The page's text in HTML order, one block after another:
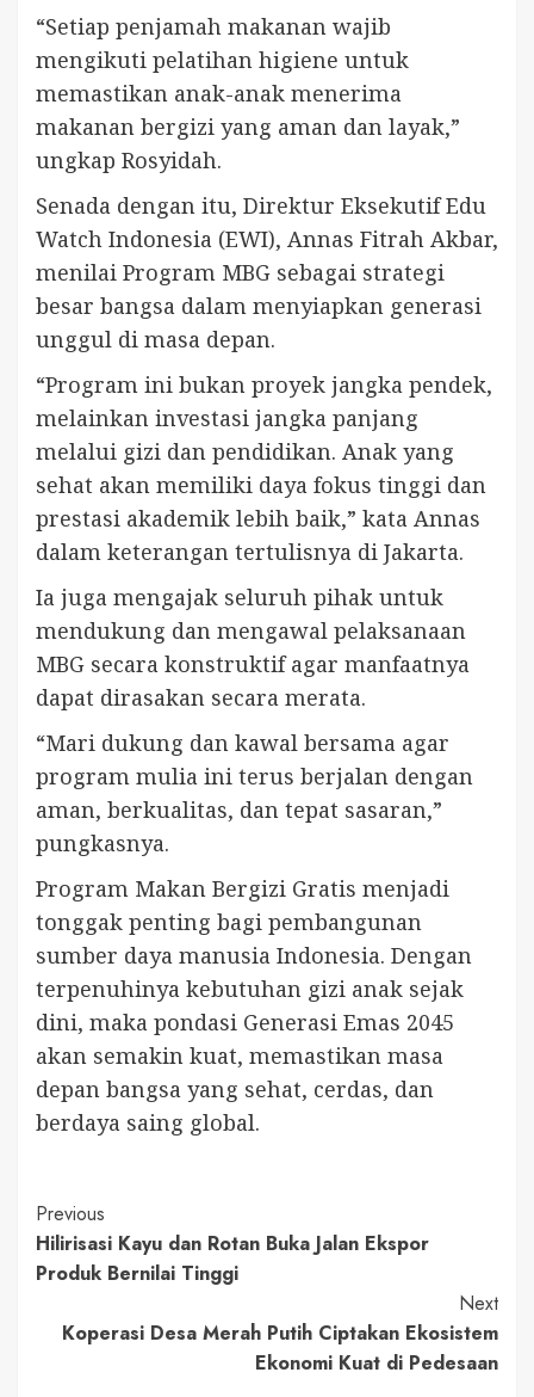
“Setiap penjamah makanan wajib
mengikuti pelatihan higiene untuk
memastikan anak-anak menerima
makanan bergizi yang aman dan layak,”
ungkap Rosyidah.
Senada dengan itu, Direktur Eksekutif Edu
Watch Indonesia (EWI), Annas Fitrah Akbar,
menilai Program MBG sebagai strategi
besar bangsa dalam menyiapkan generasi
unggul di masa depan.
“Program ini bukan proyek jangka pendek,
melainkan investasi jangka panjang
melalui gizi dan pendidikan. Anak yang
sehat akan memiliki daya fokus tinggi dan
prestasi akademik lebih baik,” kata Annas
dalam keterangan tertulisnya di Jakarta.
Ia juga mengajak seluruh pihak untuk
mendukung dan mengawal pelaksanaan
MBG secara konstruktif agar manfaatnya
dapat dirasakan secara merata.
“Mari dukung dan kawal bersama agar
program mulia ini terus berjalan dengan
aman, berkualitas, dan tepat sasaran,”
pungkasnya.
Program Makan Bergizi Gratis menjadi
tonggak penting bagi pembangunan
sumber daya manusia Indonesia. Dengan
terpenuhinya kebutuhan gizi anak sejak
dini, maka pondasi Generasi Emas 2045
akan semakin kuat, memastikan masa
depan bangsa yang sehat, cerdas, dan
berdaya saing global.
Continue
Reading
Previous
Hilirisasi Kayu dan Rotan Buka Jalan Ekspor
Produk Bernilai Tinggi
Next
Koperasi Desa Merah Putih Ciptakan Ekosistem
Ekonomi Kuat di Pedesaan